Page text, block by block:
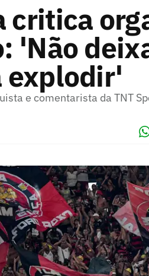
critica
'Não
explodir'
e comentarista da TNT